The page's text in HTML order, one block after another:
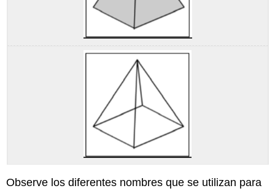
Observe los diferentes nombres que se utilizan para